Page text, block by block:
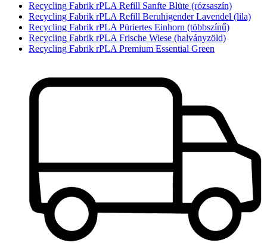
Recycling Fabrik rPLA Refill Sanfte Blüte (rózsaszín)
Recycling Fabrik rPLA Refill Beruhigender Lavendel (lila)
Recycling Fabrik rPLA Püriertes Einhorn (többszínű)
Recycling Fabrik rPLA Frische Wiese (halványzöld)
Recycling Fabrik rPLA Premium Essential Green